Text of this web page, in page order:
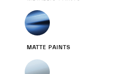
MATTE PAINTS